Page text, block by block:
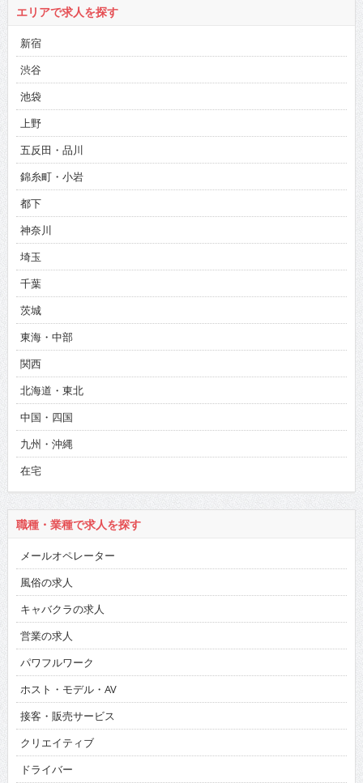
エリアで求人を探す
新宿
渋谷
池袋
上野
五反田・品川
錦糸町・小岩
都下
神奈川
埼玉
千葉
茨城
東海・中部
関西
北海道・東北
中国・四国
九州・沖縄
在宅
職種・業種で求人を探す
メールオペレーター
風俗の求人
キャバクラの求人
営業の求人
パワフルワーク
ホスト・モデル・AV
接客・販売サービス
クリエイティブ
ドライバー